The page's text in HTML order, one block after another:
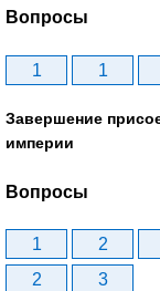
Вопросы
1 1
Завершение
империи
Вопросы
1 2
2
3